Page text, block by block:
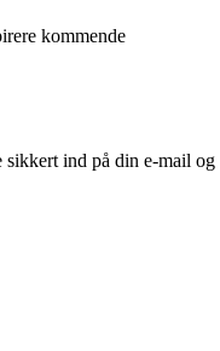
kommende
sikkert ind på din e-mail og